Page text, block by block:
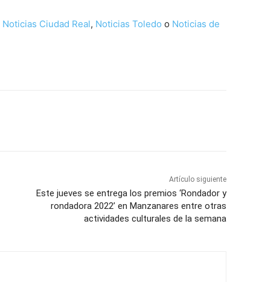
Noticias Ciudad Real, Noticias Toledo o Noticias de
Artículo siguiente
Este jueves se entrega los premios ‘Rondador y
rondadora 2022’ en Manzanares entre otras
actividades culturales de la semana